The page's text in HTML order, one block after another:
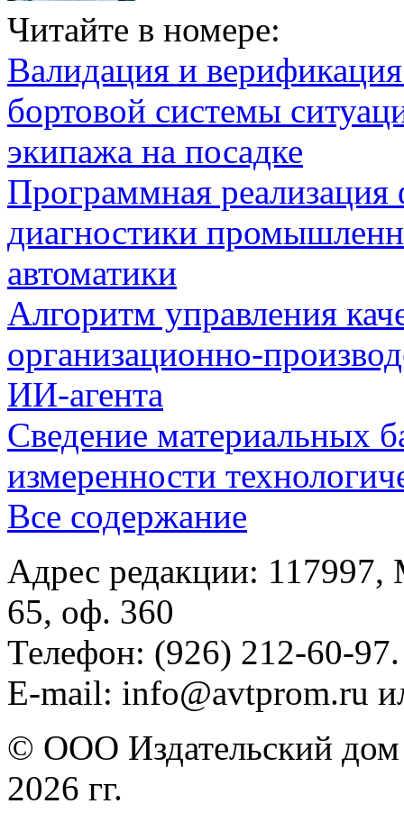
Читайте в номере:
Валидация и
бортовой системы
экипажа на посадке
Программная
диагностики
автоматики
Алгоритм управления
организационно-
ИИ-агента
Сведение материальных
измеренности
Все содержание
Адрес редакции:
65, оф. 360
Телефон: (926) 212-60-97.
E-mail: info@avtprom.ru
© ООО Издательский
2026 гг.